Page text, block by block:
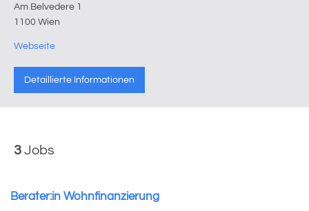
Am Belvedere 1
1100 Wien
Webseite
Detaillierte Informationen
3 Jobs
Berater:in Wohnfinanzierung